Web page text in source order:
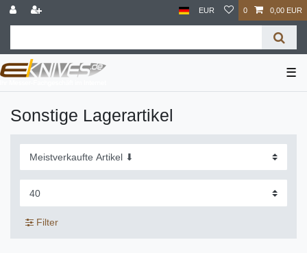
EUR 0 0,00 EUR
☰
Sonstige Lagerartikel
Filter